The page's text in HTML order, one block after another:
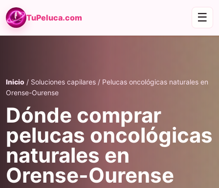
TuPeluca.com ☰
Inicio / Soluciones capilares / Pelucas oncológicas naturales en
Orense-Ourense
Dónde comprar
pelucas oncológicas
naturales en
Orense-Ourense